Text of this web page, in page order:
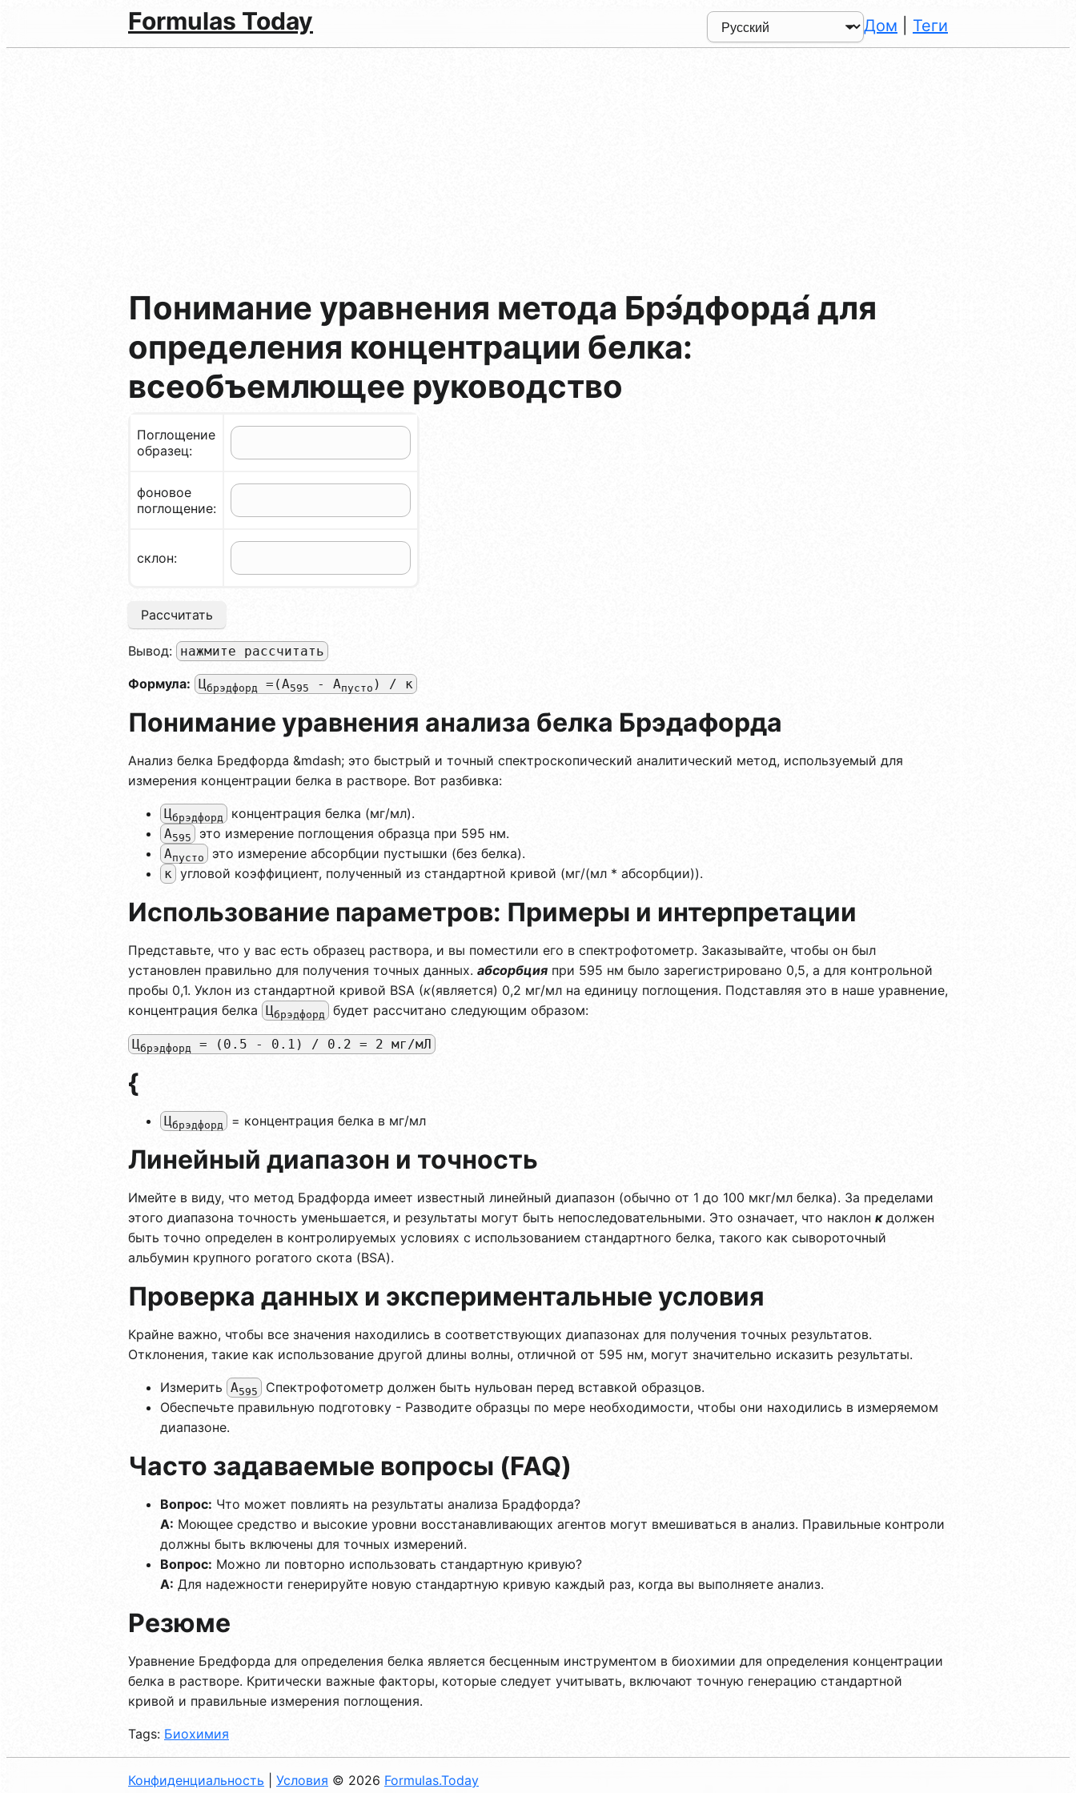
Formulas Today Дом Теги
Понимание уравнения метода Брэ́дфорда́ для
определения концентрации белка:
всеобъемлющее руководство
Поглощение
образец:
фоновое
поглощение:
склон:
Рассчитать
Вывод: нажмите рассчитать
Формула: Цбрэдфорд =(A595 - Апусто ) / к
Понимание уравнения анализа белка Брэдафорда
Анализ белка Бредфорда &mdash; это быстрый и точный спектроскопический аналитический метод, используемый для
измерения концентрации белка в растворе. Вот разбивка:
Цбрэдфорд концентрация белка (мг/мл).
А595 это измерение поглощения образца при 595 нм.
Апусто это измерение абсорбции пустышки (без белка).
к угловой коэффициент, полученный из стандартной кривой (мг/(мл * абсорбции)).
Использование параметров: Примеры и интерпретации
Представьте, что у вас есть образец раствора, и вы поместили его в спектрофотометр. Заказывайте, чтобы он был
установлен правильно для получения точных данных. абсорбция при 595 нм было зарегистрировано 0,5, а для контрольной
пробы 0,1. Уклон из стандартной кривой BSA (к(является) 0,2 мг/мл на единицу поглощения. Подставляя это в наше уравнение,
концентрация белка
Цбрэдфорд будет рассчитано следующим образом:
Цбрэдфорд = (0.5 - 0.1) / 0.2 = 2 мг/мЛ
{
Цбрэдфорд = концентрация белка в мг/мл
Линейный диапазон и точность
Имейте в виду, что метод Брадфорда имеет известный линейный диапазон (обычно от 1 до 100 мкг/мл белка). За пределами
этого диапазона точность уменьшается, и результаты могут быть непоследовательными. Это означает, что наклон кдолжен
быть точно определен в контролируемых условиях с использованием стандартного белка, такого как сывороточный
альбумин крупного рогатого скота (BSA).
Проверка данных и экспериментальные условия
Крайне важно, чтобы все значения находились в соответствующих диапазонах для получения точных результатов.
Отклонения, такие как использование другой длины волны, отличной от 595 нм, могут значительно исказить результаты.
Измерить А595
Спектрофотометр должен быть нульован перед вставкой образцов.
Обеспечьте правильную подготовку - Разводите образцы по мере необходимости, чтобы они находились в измеряемом
диапазоне.
Часто задаваемые вопросы (FAQ)
Вопрос: Что может повлиять на результаты анализа Брадфорда?
А: Моющее средство и высокие уровни восстанавливающих агентов могут вмешиваться в анализ. Правильные контроли
должны быть включены для точных измерений.
Вопрос: Можно ли повторно использовать стандартную кривую?
А: Для надежности генерируйте новую стандартную кривую каждый раз, когда вы выполняете анализ.
Резюме
Уравнение Бредфорда для определения белка является бесценным инструментом в биохимии для определения концентрации
белка в растворе. Критически важные факторы, которые следует учитывать, включают точную генерацию стандартной
кривой и правильные измерения поглощения.
Tags: Биохимия
Конфиденциальность Условия © 2026 Formulas.Today